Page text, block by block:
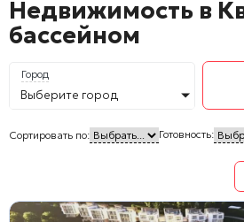
Недвижимость в
бассейном
Город
Выберите город
Сортировать по: Готовность: